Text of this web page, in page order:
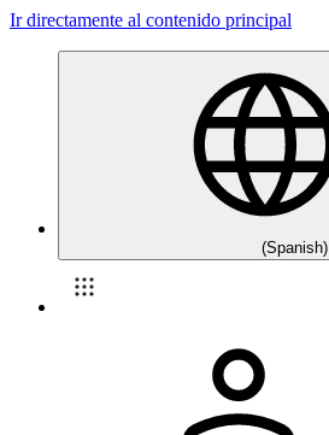
Ir directamente al contenido principal
(Spanish)